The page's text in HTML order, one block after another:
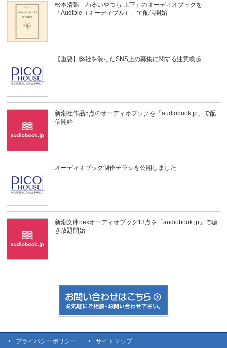
松本清張「わるいやつら 上下」のオーディオブックを
「Audible（オーディブル）」で配信開始
【重要】弊社を装ったSNS上の募集に関する注意喚起
新潮社作品5点のオーディオブックを「audiobook.jp」で配
信開始
オーディオブック制作チラシを公開しました
新潮文庫nexオーディオブック13点を「audiobook.jp」で聴
き放題開始
プライバシーポリシー サイトマップ